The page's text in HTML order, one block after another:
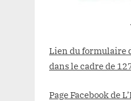
.
Lien du formulaire
dans le cadre de
Page Facebook de